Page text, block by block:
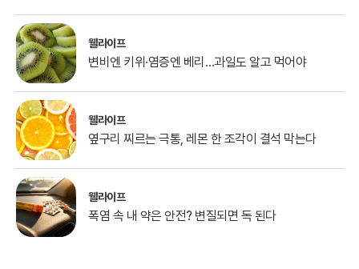
웰라이프
변비엔 키위·염증엔 베리…과일도 알고 먹어야
웰라이프
옆구리 찌르는 극통, 레몬 한 조각이 결석 막는다
웰라이프
폭염 속 내 약은 안전? 변질되면 독 된다